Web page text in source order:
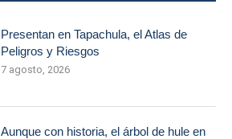
Presentan en Tapachula, el Atlas de
Peligros y Riesgos
7 agosto, 2026
Aunque con historia, el árbol de hule en